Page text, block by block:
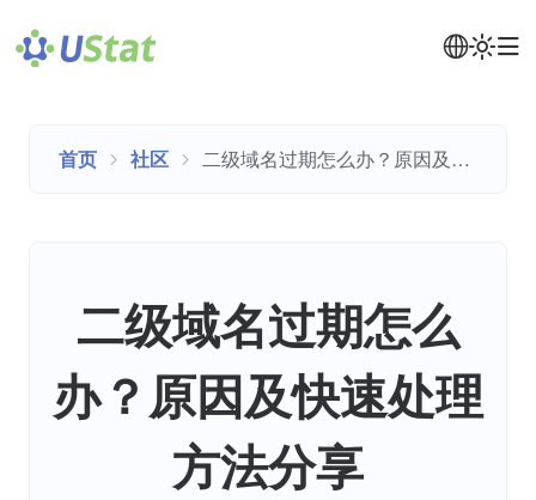
首页 社区 二级域名过期怎么办？原因及快速处理方法分享
二级域名过期怎么
办？原因及快速处理
方法分享